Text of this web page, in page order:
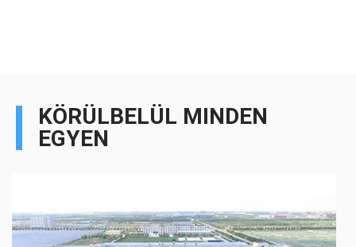
KÖRÜLBELÜL MINDEN
EGYEN